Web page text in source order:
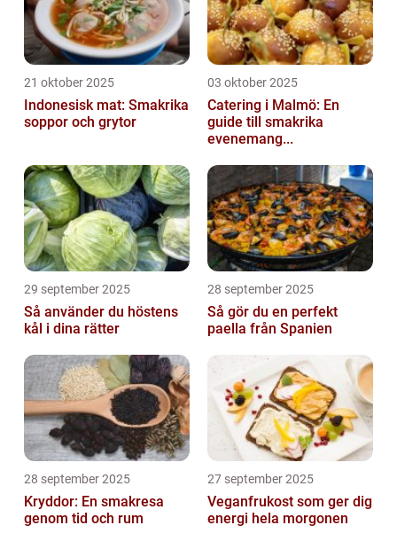
21 oktober 2025
Indonesisk mat: Smakrika
soppor och grytor
03 oktober 2025
Catering i Malmö: En
guide till smakrika
evenemang...
29 september 2025
Så använder du höstens
kål i dina rätter
28 september 2025
Så gör du en perfekt
paella från Spanien
28 september 2025
Kryddor: En smakresa
genom tid och rum
27 september 2025
Veganfrukost som ger dig
energi hela morgonen